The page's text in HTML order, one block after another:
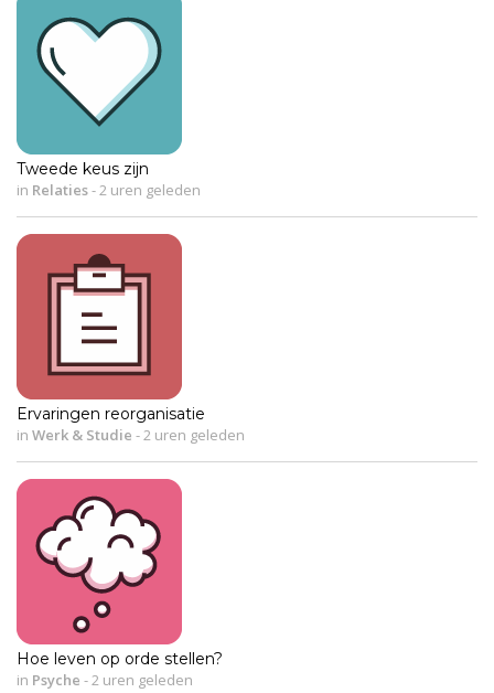
Tweede keus zijn
in Relaties-2 uren geleden
Ervaringen reorganisatie
in Werk & Studie -2 uren geleden
Hoe leven op orde stellen?
in Psyche -2 uren geleden